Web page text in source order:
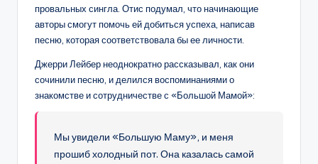
провальных сингла. Отис подумал, что начинающие
авторы смогут помочь ей добиться успеха, написав
песню, которая соответствовала бы ее личности.
Джерри Лейбер неоднократно рассказывал, как они
сочинили песню, и делился воспоминаниями о
знакомстве и сотрудничестве с «Большой Мамой»:
Мы увидели «Большую Маму», и меня
прошиб холодный пот. Она казалась самой